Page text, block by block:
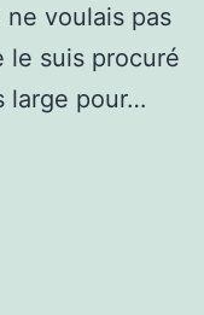
ne voulais pas
le suis procuré
large pour…